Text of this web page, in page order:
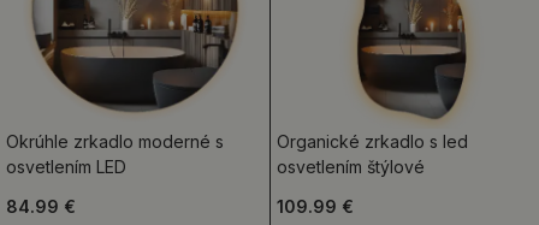
Okrúhle zrkadlo moderné s
osvetlením LED
84.99 €
Organické zrkadlo s led
osvetlením štýlové
109.99 €